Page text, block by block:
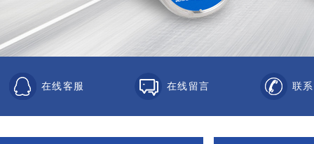
在线客服 在线留言 联